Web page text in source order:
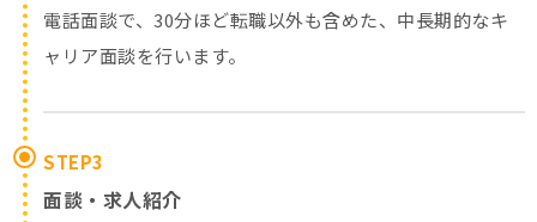
電話面談で、30分ほど転職以外も含めた、中長期的なキ
ャリア面談を行います。
STEP3
面談・求人紹介